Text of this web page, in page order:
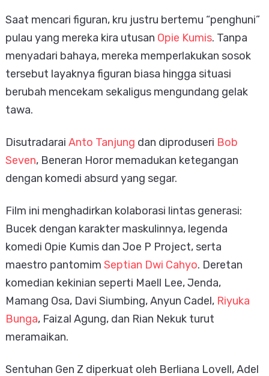
Saat mencari figuran, kru justru bertemu “penghuni”
pulau yang mereka kira utusan Opie Kumis. Tanpa
menyadari bahaya, mereka memperlakukan sosok
tersebut layaknya figuran biasa hingga situasi
berubah mencekam sekaligus mengundang gelak
tawa.
Disutradarai Anto Tanjung dan diproduseri Bob
Seven, Beneran Horor memadukan ketegangan
dengan komedi absurd yang segar.
Film ini menghadirkan kolaborasi lintas generasi:
Bucek dengan karakter maskulinnya, legenda
komedi Opie Kumis dan Joe P Project, serta
maestro pantomim Septian Dwi Cahyo. Deretan
komedian kekinian seperti Maell Lee, Jenda,
Mamang Osa, Davi Siumbing, Anyun Cadel, Riyuka
Bunga, Faizal Agung, dan Rian Nekuk turut
meramaikan.
Sentuhan Gen Z diperkuat oleh Berliana Lovell, Adel